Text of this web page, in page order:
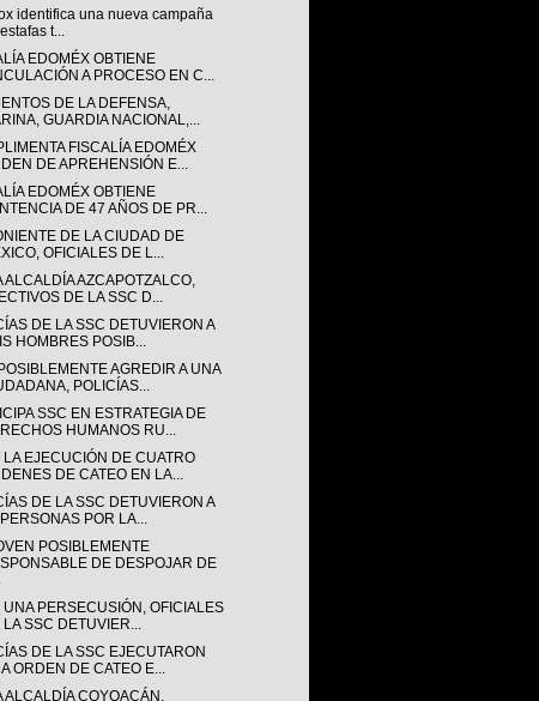
identifica una nueva campaña
t...
EDOMÉX OBTIENE
A PROCESO EN C...
DE LA DEFENSA,
GUARDIA NACIONAL,...
FISCALÍA EDOMÉX
DE APREHENSIÓN E...
EDOMÉX OBTIENE
DE 47 AÑOS DE PR...
DE LA CIUDAD DE
OFICIALES DE L...
ALCALDÍA AZCAPOTZALCO,
DE LA SSC D...
DE LA SSC DETUVIERON A
HOMBRES POSIB...
AGREDIR A UNA
POLICÍAS...
SSC EN ESTRATEGIA DE
HUMANOS RU...
LA EJECUCIÓN DE CUATRO
DE CATEO EN LA...
DE LA SSC DETUVIERON A
POR LA...
POSIBLEMENTE
DE DESPOJAR DE
UNA PERSECUSIÓN, OFICIALES
LA SSC DETUVIER...
DE LA SSC EJECUTARON
ORDEN DE CATEO E...
ALCALDÍA COYOACÁN,